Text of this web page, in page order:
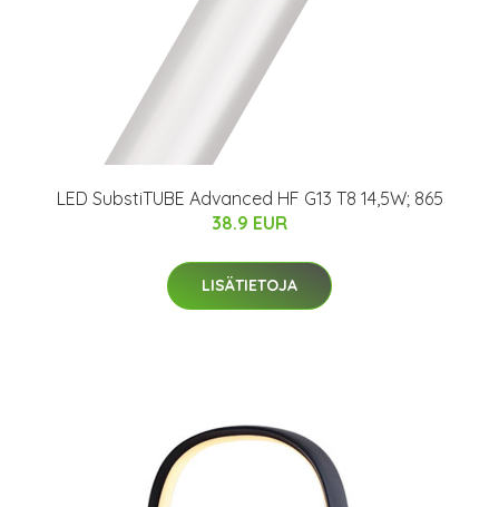
LED SubstiTUBE Advanced HF G13 T8 14,5W; 865
38.9 EUR
LISÄTIETOJA